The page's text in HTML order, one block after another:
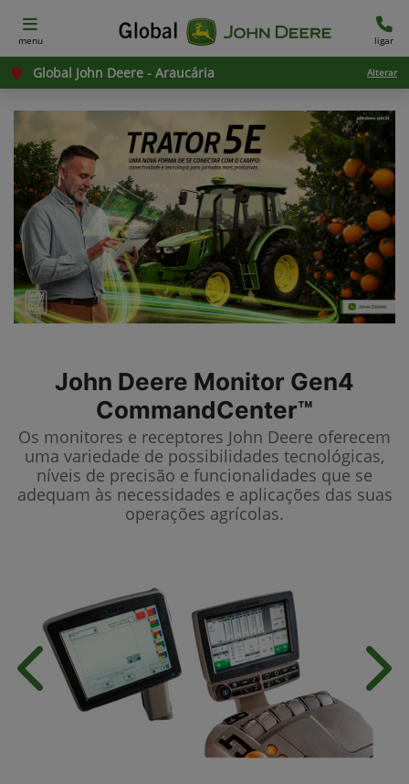
menu ligar
Global John Deere - Araucária Alterar
John Deere Monitor Gen4
CommandCenter™
Os monitores e receptores John Deere oferecem
uma variedade de possibilidades tecnológicas,
níveis de precisão e funcionalidades que se
adequam às necessidades e aplicações das suas
operações agrícolas.
Anterior